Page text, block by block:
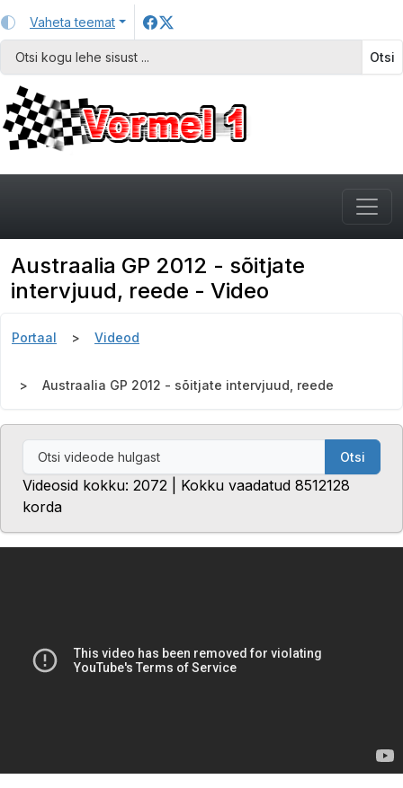
Vaheta teemat
Otsi
Austraalia GP 2012 - sõitjate
intervjuud, reede - Video
Portaal Videod
Austraalia GP 2012 - sõitjate intervjuud, reede
Otsi
Videosid kokku: 2072 | Kokku vaadatud 8512128
korda